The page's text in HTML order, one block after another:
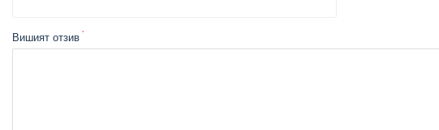
Вишият отзив